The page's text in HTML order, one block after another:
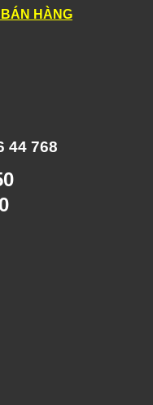
HÀNG
44 768